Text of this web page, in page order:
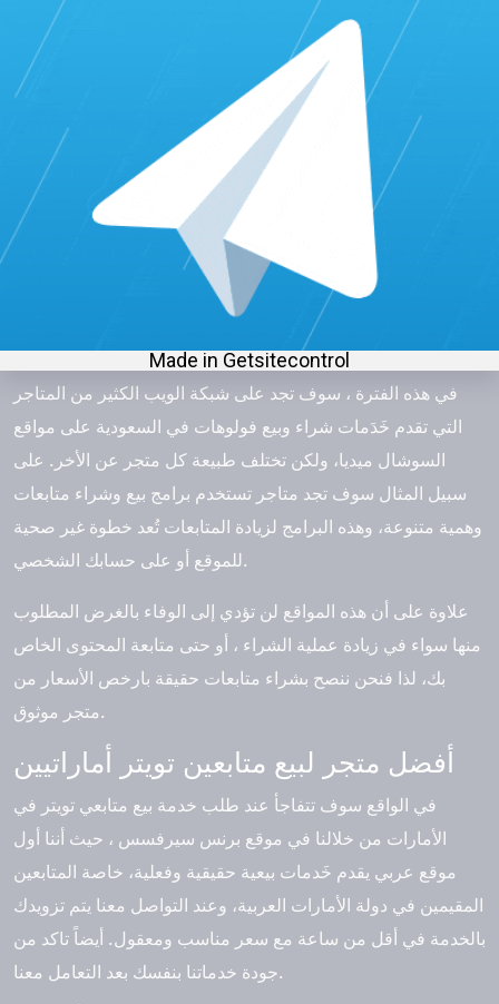
غير ذلك، لأنه مع كل متابع جديد فإن ذلك يعود بشكل إيجابي على
حساب الشخص بسبب زيادة القدرة على البيع والتسويق لخدمات
الموقع من خلال عمل رابط تحويل لمتجرك أو التسويق بالعمولة
إضافة إلى أن عمليات شراء المتابعات مهمة جداً للوصول إلى
المنتج أو الخدمة التي ترغب في تسويقها على التويتر، لذا يحتاج
الجميع إلى مواقع ومتاجر تكون متخصصة مثل متجرنا
متجر زيادة متابعين تويتر سعوديين
في هذه الفترة ، سوف تجد على شبكة الويب الكثير من المتاجر
التي تقدم خَدَمات شراء وبيع فولوهات في السعودية على مواقع
السوشال ميديا، ولكن تختلف طبيعة كل متجر عن الأخر. على
سبيل المثال سوف تجد متاجر تستخدم برامج بيع وشراء متابعات
وهمية متنوعة، وهذه البرامج لزيادة المتابعات تُعد خطوة غير صحية
للموقع أو على حسابك الشخصي.
علاوة على أن هذه المواقع لن تؤدي إلى الوفاء بالغرض المطلوب
منها سواء في زيادة عملية الشراء ، أو حتى متابعة المحتوى الخاص
بك، لذا فنحن ننصح بشراء متابعات حقيقة بارخص الأسعار من
متجر موثوق.
أفضل متجر لبيع متابعين تويتر أماراتيين
في الواقع سوف تتفاجأ عند طلب خدمة بيع متابعي تويتر في
الأمارات من خلالنا في موقع برنس سيرفسس ، حيث أننا أول
موقع عربي يقدم خَدمات بيعية حقيقية وفعلية، خاصة المتابعين
المقيمين في دولة الأمارات العربية، وعند التواصل معنا يتم تزويدك
بالخدمة في أقل من ساعة مع سعر مناسب ومعقول. أيضاً تاكد من
جودة خدماتنا بنفسك بعد التعامل معنا.